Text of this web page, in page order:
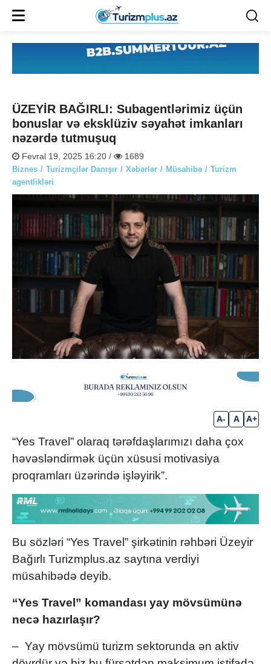
ÜZEYİR BAĞIRLI: Subagentlərimiz üçün
bonuslar və eksklüziv səyahət imkanları
nəzərdə tutmuşuq
Fevral 19, 2025 16:20 / 1689
Biznes Turizmçilər Danışır Xəbərlər Müsahibə
Turizm
agentlikləri
A- A A+
“Yes Travel” olaraq tərəfdaşlarımızı daha çox
həvəsləndirmək üçün xüsusi motivasiya
proqramları üzərində işləyirik”.
Bu sözləri “Yes Travel” şirkətinin rəhbəri Üzeyir
Bağırlı Turizmplus.az saytına verdiyi
müsahibədə deyib.
“Yes Travel” komandası yay mövsümünə
necə hazırlaşır?
– Yay mövsümü turizm sektorunda ən aktiv